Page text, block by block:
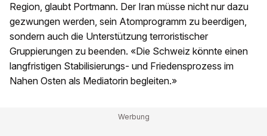
Region, glaubt Portmann. Der Iran müsse nicht nur dazu
gezwungen werden, sein Atomprogramm zu beerdigen,
sondern auch die Unterstützung terroristischer
Gruppierungen zu beenden. «Die Schweiz könnte einen
langfristigen Stabilisierungs- und Friedensprozess im
Nahen Osten als Mediatorin begleiten.»